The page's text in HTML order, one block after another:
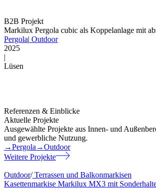
B2B Projekt
Markilux Pergola cubic als Koppelanlage mit
Pergola| Outdoor
2025
|
Lüsen
Referenzen & Einblicke
Aktuelle Projekte
Ausgewählte Projekte aus Innen- und
und gewerbliche Nutzung.
→Pergola →Outdoor
Weitere Projekte
Outdoor/Terrassen und Balkonmarkisen
Kasettenmarkise Markilux MX3 mit